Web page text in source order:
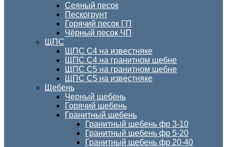
Сеяный песок
Пескогрунт
Горячий песок ГП
Чёрный песок ЧП
ЩПС
ЩПС С4 на известняке
ЩПС С4 на гранитном щебне
ЩПС С5 на гранитном щебне
ЩПС С5 на известняке
Щебень
Черный щебень
Горячий щебень
Гранитный щебень
Гранитный щебень фр 3-10
Гранитный щебень фр 5-20
Гранитный щебень фр 20-40